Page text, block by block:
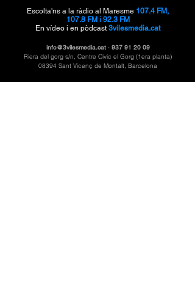
Escolta'ns a la ràdio al Maresme 107.4 FM,
107.8 FM i 92.3 FM
En vídeo i en pòdcast 3vilesmedia.cat
info@3vilesmedia.cat· 937 91 20 09
Riera del gorg s/n, Centre Civic el Gorg (1era planta)
08394 Sant Vicenç de Montalt, Barcelona